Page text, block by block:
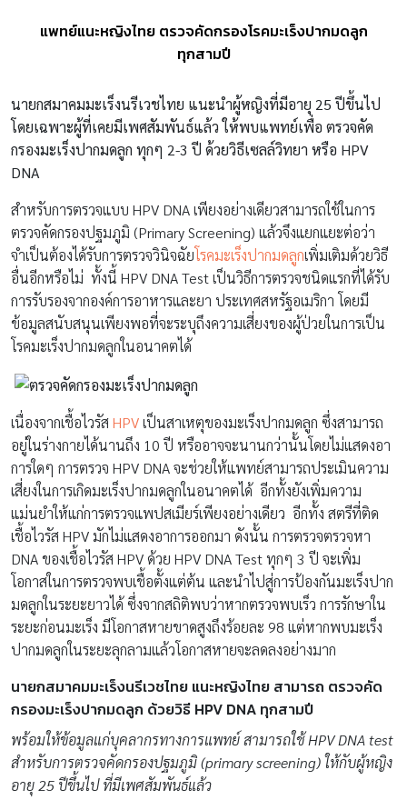
แพทย์แนะหญิงไทย ตรวจคัดกรองโรคมะเร็งปากมดลูก
ทุกสามปี
นายกสมาคมมะเร็งนรีเวชไทย แนะนำผู้หญิงที่มีอายุ 25 ปีขึ้นไป
โดยเฉพาะผู้ที่เคยมีเพศสัมพันธ์แล้ว ให้พบแพทย์เพื่อ ตรวจคัด
กรองมะเร็งปากมดลูก ทุกๆ 2-3 ปี ด้วยวิธีเซลล์วิทยา หรือ HPV
DNA
สำหรับการตรวจแบบ HPV DNA เพียงอย่างเดียวสามารถใช้ในการ
ตรวจคัดกรองปฐมภูมิ (Primary Screening) แล้วจึงแยกแยะต่อว่า
จำเป็นต้องได้รับการตรวจวินิจฉัยโรคมะเร็งปากมดลูกเพิ่มเติมด้วยวิธี
อื่นอีกหรือไม่ ทั้งนี้ HPV DNA Test เป็นวิธีการตรวจชนิดแรกที่ได้รับ
การรับรองจากองค์การอาหารและยา ประเทศสหรัฐอเมริกา โดยมี
ข้อมูลสนับสนุนเพียงพอที่จะระบุถึงความเสี่ยงของผู้ป่วยในการเป็น
โรคมะเร็งปากมดลูกในอนาคตได้
เนื่องจากเชื้อไวรัสHPVเป็นสาเหตุของมะเร็งปากมดลูก ซึ่งสามารถ
อยู่ในร่างกายได้นานถึง 10 ปี หรืออาจจะนานกว่านั้นโดยไม่แสดงอา
การใดๆ การตรวจ HPV DNA จะช่วยให้แพทย์สามารถประเมินความ
เสี่ยงในการเกิดมะเร็งปากมดลูกในอนาคตได้ อีกทั้งยังเพิ่มความ
แม่นยำให้แก่การตรวจแพปสเมียร์เพียงอย่างเดียว อีกทั้ง สตรีที่ติด
เชื้อไวรัส HPV มักไม่แสดงอาการออกมา ดังนั้น การตรวจตรวจหา
DNA ของเชื้อไวรัส HPV ด้วย HPV DNA Test ทุกๆ 3 ปี จะเพิ่ม
โอกาสในการตรวจพบเชื้อตั้งแต่ต้น และนำไปสู่การป้องกันมะเร็งปาก
มดลูกในระยะยาวได้ ซึ่งจากสถิติพบว่าหากตรวจพบเร็ว การรักษาใน
ระยะก่อนมะเร็ง มีโอกาสหายขาดสูงถึงร้อยละ 98 แต่หากพบมะเร็ง
ปากมดลูกในระยะลุกลามแล้วโอกาสหายจะลดลงอย่างมาก
นายกสมาคมมะเร็งนรีเวชไทย แนะหญิงไทย สามารถ ตรวจคัด
กรองมะเร็งปากมดลูก ด้วยวิธี HPV DNA ทุกสามปี
พร้อมให้ข้อมูลแก่บุคลากรทางการแพทย์ สามารถใช้HPV DNA test
สำหรับการตรวจคัดกรองปฐมภูมิ (primary screening) ให้กับผู้หญิง
อายุ 25 ปีขึ้นไป ที่มีเพศสัมพันธ์แล้ว